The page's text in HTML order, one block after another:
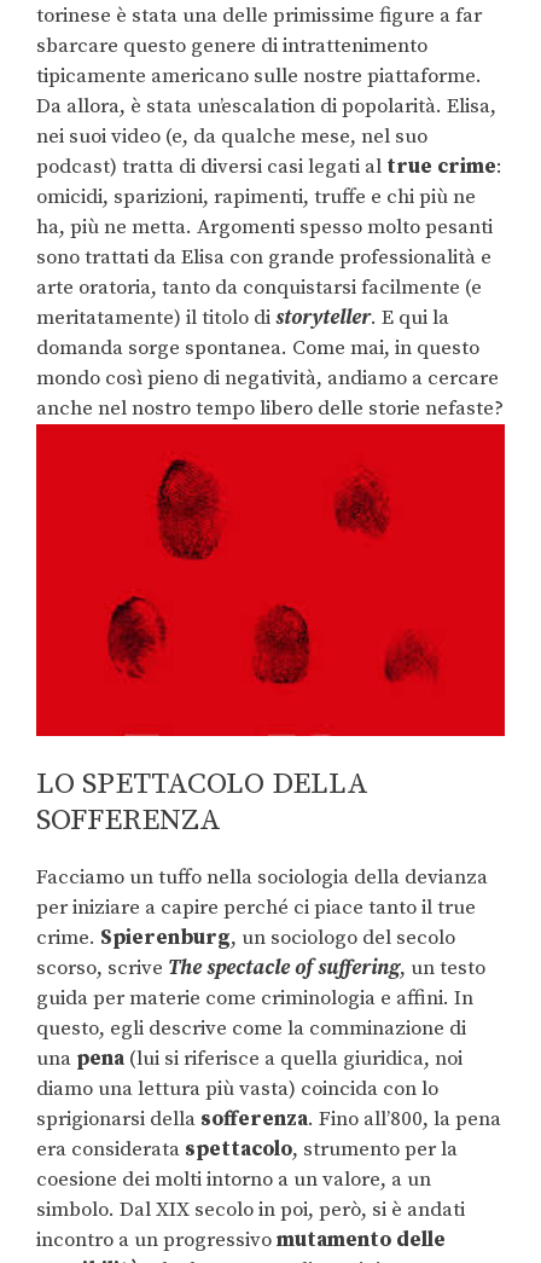
torinese è stata una delle primissime figure a far
sbarcare questo genere di intrattenimento
tipicamente americano sulle nostre piattaforme.
Da allora, è stata un’escalation di popolarità. Elisa,
nei suoi video (e, da qualche mese, nel suo
podcast) tratta di diversi casi legati al true crime:
omicidi, sparizioni, rapimenti, truffe e chi più ne
ha, più ne metta. Argomenti spesso molto pesanti
sono trattati da Elisa con grande professionalità e
arte oratoria, tanto da conquistarsi facilmente (e
meritatamente) il titolo distoryteller. E qui la
domanda sorge spontanea. Come mai, in questo
mondo così pieno di negatività, andiamo a cercare
anche nel nostro tempo libero delle storie nefaste?
LO SPETTACOLO DELLA
SOFFERENZA
Facciamo un tuffo nella sociologia della devianza
per iniziare a capire perché ci piace tanto il true
crime. Spierenburg, un sociologo del secolo
scorso, scrive The spectacle of suffering, un testo
guida per materie come criminologia e affini. In
questo, egli descrive come la comminazione di
una pena (lui si riferisce a quella giuridica, noi
diamo una lettura più vasta) coincida con lo
sprigionarsi della sofferenza. Fino all’800, la pena
era considerata spettacolo, strumento per la
coesione dei molti intorno a un valore, a un
simbolo. Dal XIX secolo in poi, però, si è andati
incontro a un progressivomutamento delle